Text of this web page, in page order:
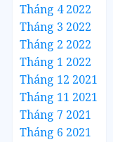
Tháng 4 2022
Tháng 3 2022
Tháng 2 2022
Tháng 1 2022
Tháng 12 2021
Tháng 11 2021
Tháng 7 2021
Tháng 6 2021